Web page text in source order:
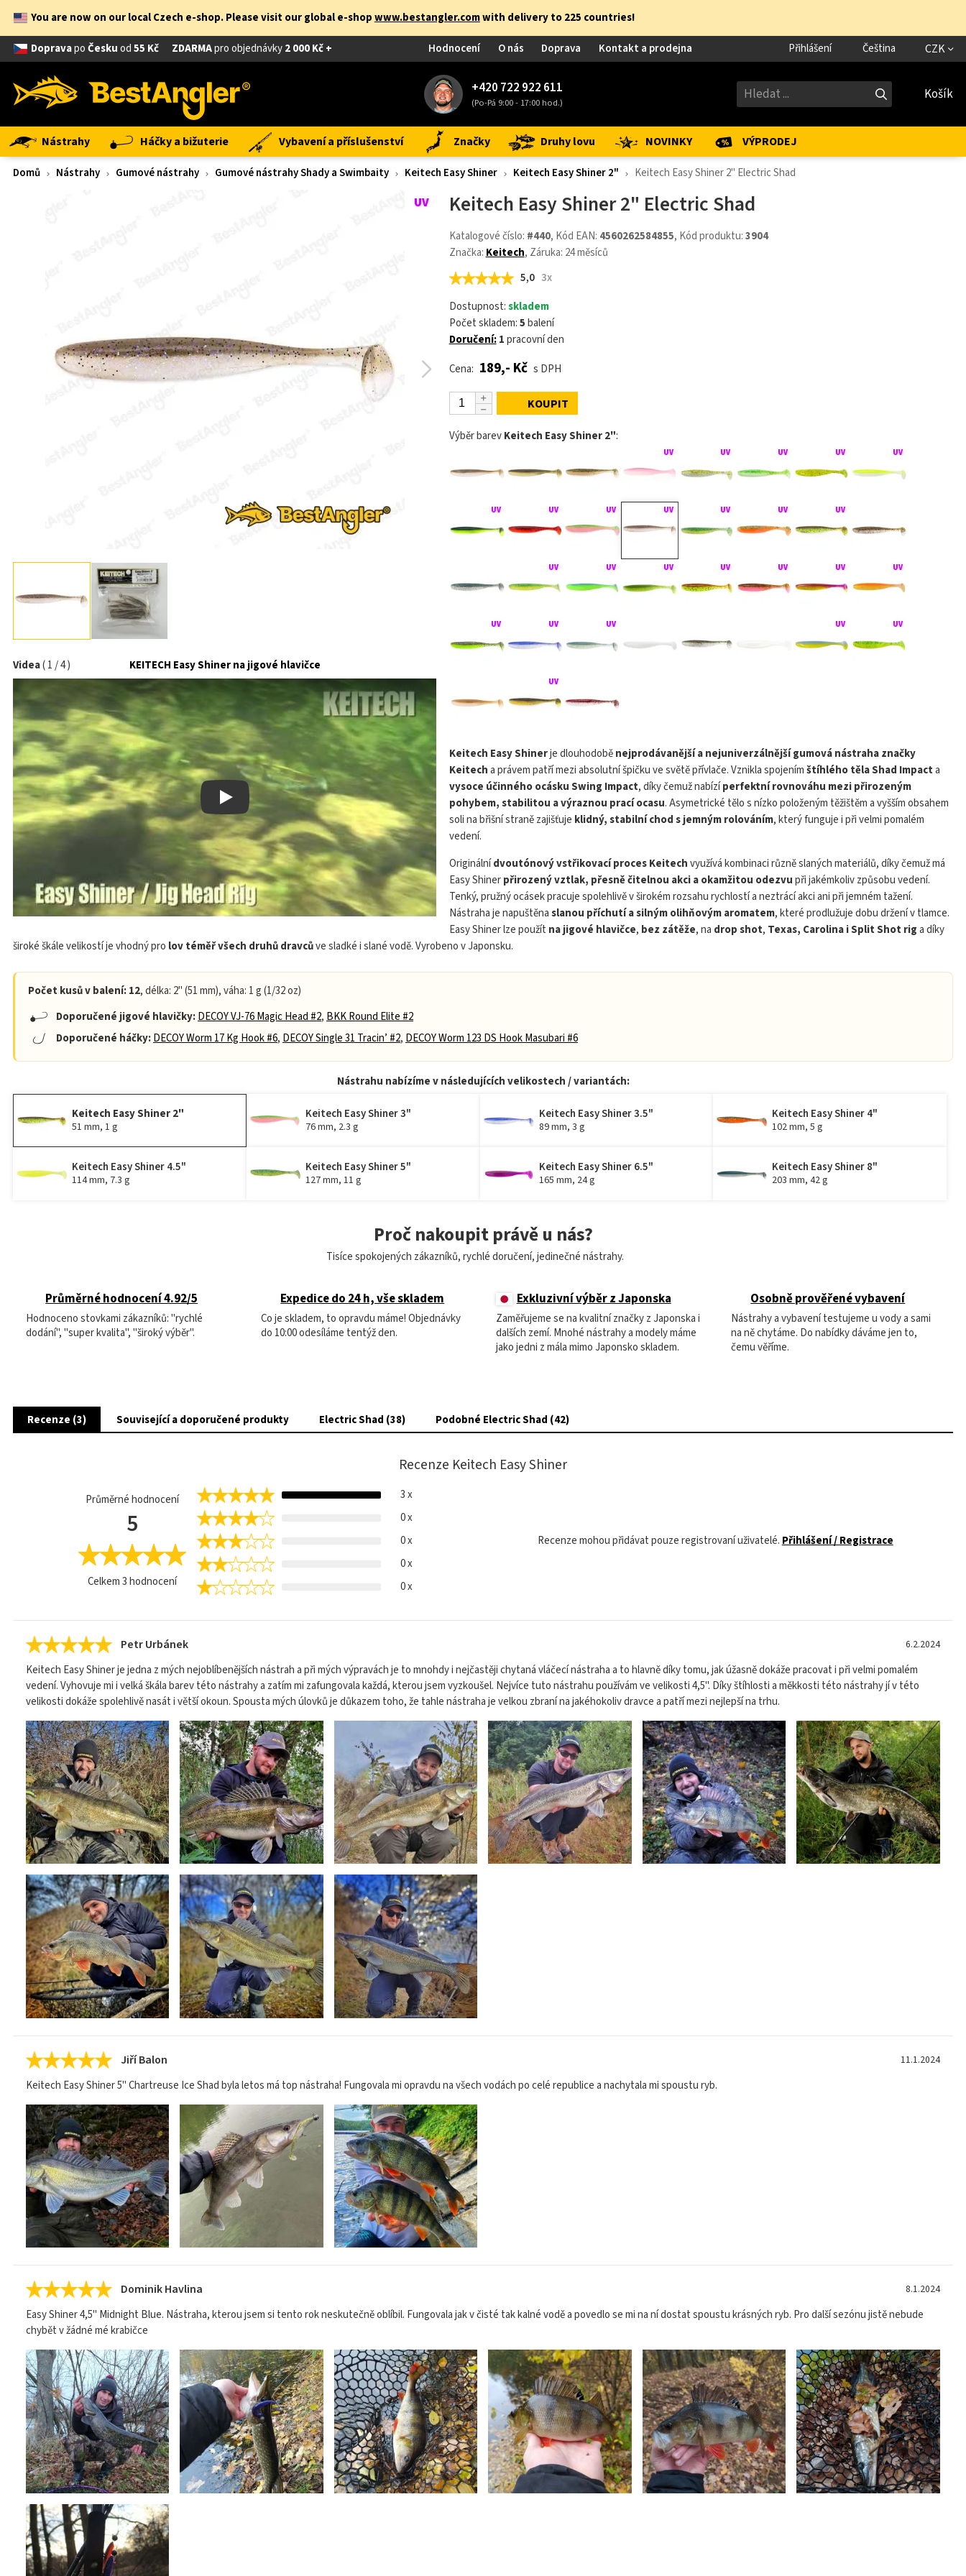
You are now on our local Czech e-shop. Please visit our global e-shopwww.bestangler.comwith delivery to 225 countries!
DopravapoČeskuod55 Kč ZDARMApro objednávky2 000 Kč + Hodnocení O nás Doprava Kontakt a prodejna Přihlášení Čeština CZK
+420 722 922 611
(Po-Pá 9:00 - 17:00 hod.) Košík
Nástrahy Háčky a bižuterie Vybavení a příslušenství Značky Druhy lovu NOVINKY VÝPRODEJ
Domů Nástrahy Gumové nástrahy Gumové nástrahy Shady a Swimbaity Keitech Easy Shiner Keitech Easy Shiner 2" Keitech Easy Shiner 2" Electric Shad
Videa(1/4) KEITECH Easy Shiner na jigové hlavičce
Play Play
Keitech Easy Shiner 2" Electric Shad
Katalogové číslo: #440, Kód EAN: 4560262584855, Kód produktu:3904
Značka: Keitech, Záruka: 24 měsíců
5,0 3x
Dostupnost:skladem
Počet skladem:5balení
Doručení: 1pracovní den
Cena: 189,- Kč s DPH
KOUPIT
Výběr barevKeitech Easy Shiner 2":
Keitech Easy Shinerje dlouhodoběnejprodávanější a nejuniverzálnější gumová nástraha značky
Keitecha právem patří mezi absolutní špičku ve světě přívlače. Vznikla spojenímštíhlého těla Shad Impacta
vysoce účinného ocásku Swing Impact, díky čemuž nabízíperfektní rovnováhu mezi přirozeným
pohybem, stabilitou a výraznou prací ocasu. Asymetrické tělo s nízko položeným těžištěm a vyšším obsahem
soli na břišní straně zajišťuje klidný, stabilní chod s jemným rolováním, který funguje i při velmi pomalém
vedení.
Originálnídvoutónový vstřikovací proces Keitechvyužívá kombinaci různě slaných materiálů, díky čemuž má
Easy Shinerpřirozený vztlak, přesně čitelnou akci a okamžitou odezvupři jakémkoliv způsobu vedení.
Tenký, pružný ocásek pracuje spolehlivě v širokém rozsahu rychlostí a neztrácí akci ani při jemném tažení.
Nástraha je napuštěnaslanou příchutí a silným olihňovým aromatem, které prodlužuje dobu držení v tlamce.
Easy Shiner lze použít na jigové hlavičce, bez zátěže, na drop shot, Texas, Carolina i Split Shot riga díky
široké škále velikostí je vhodný pro lov téměř všech druhů dravcůve sladké i slané vodě. Vyrobeno v Japonsku.
Počet kusů v balení: 12, délka: 2" (51 mm), váha: 1 g (1/32 oz)
Doporučené jigové hlavičky:DECOY VJ-76 Magic Head #2, BKK Round Elite #2
Doporučené háčky:DECOY Worm 17 Kg Hook #6, DECOY Single 31 Tracin’ #2, DECOY Worm 123 DS Hook Masubari #6
Nástrahu nabízíme v následujících velikostech / variantách:
Keitech Easy Shiner 2"
51 mm, 1 g
Keitech Easy Shiner 3"
76 mm, 2.3 g
Keitech Easy Shiner 3.5"
89 mm, 3 g
Keitech Easy Shiner 4"
102 mm, 5 g
Keitech Easy Shiner 4.5"
114 mm, 7.3 g
Keitech Easy Shiner 5"
127 mm, 11 g
Keitech Easy Shiner 6.5"
165 mm, 24 g
Keitech Easy Shiner 8"
203 mm, 42 g
Proč nakoupit právě u nás?
Tisíce spokojených zákazníků, rychlé doručení, jedinečné nástrahy.
Průměrné hodnocení 4.92/5
Hodnoceno stovkami zákazníků: "rychlé
dodání", "super kvalita", "široký výběr".
Expedice do 24 h, vše skladem
Co je skladem, to opravdu máme! Objednávky
do 10:00 odesíláme tentýž den.
Exkluzivní výběr z Japonska
Zaměřujeme se na kvalitní značky z Japonska i
dalších zemí. Mnohé nástrahy a modely máme
jako jedni z mála mimo Japonsko skladem.
Osobně prověřené vybavení
Nástrahy a vybavení testujeme u vody a sami
na ně chytáme. Do nabídky dáváme jen to,
čemu věříme.
Recenze (3) Související a doporučené produkty Electric Shad (38) Podobné Electric Shad (42)
Recenze Keitech Easy Shiner
Průměrné hodnocení
5
Celkem3hodnocení
3 x
0 x
0 x
0 x
0 x
Recenze mohou přidávat pouze registrovaní uživatelé.Přihlášení / Registrace
Petr Urbánek 6.2.2024
Keitech Easy Shiner je jedna z mých nejoblíbenějších nástrah a při mých výpravách je to mnohdy i nejčastěji chytaná vláčecí nástraha a to hlavně díky tomu, jak úžasně dokáže pracovat i při velmi pomalém
vedení. Vyhovuje mi i velká škála barev této nástrahy a zatím mi zafungovala každá, kterou jsem vyzkoušel. Nejvíce tuto nástrahu používám ve velikosti 4,5". Díky štíhlosti a měkkosti této nástrahy jí v této
velikosti dokáže spolehlivě nasát i větší okoun. Spousta mých úlovků je důkazem toho, že tahle nástraha je velkou zbraní na jakéhokoliv dravce a patří mezi nejlepší na trhu.
Jiří Balon 11.1.2024
Keitech Easy Shiner 5" Chartreuse Ice Shad byla letos má top nástraha! Fungovala mi opravdu na všech vodách po celé republice a nachytala mi spoustu ryb.
Dominik Havlina 8.1.2024
Easy Shiner 4,5" Midnight Blue. Nástraha, kterou jsem si tento rok neskutečně oblíbil. Fungovala jak v čisté tak kalné vodě a povedlo se mi na ní dostat spoustu krásných ryb. Pro další sezónu jistě nebude
chybět v žádné mé krabičce